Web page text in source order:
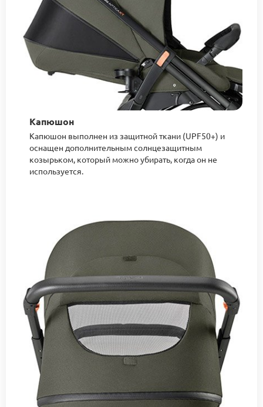
Капюшон
Капюшон выполнен из защитной ткани (UPF50+) и
оснащен дополнительным солнцезащитным
козырьком, который можно убирать, когда он не
используется.